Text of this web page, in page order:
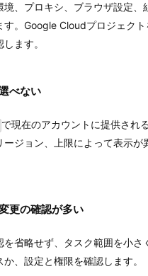
境、プロキシ、ブラウザ設定、
す。Google Cloudプロジェク
ます。
べない
で現在のアカウントに提供され
ージョン、上限によって表示が
更の確認が多い
を省略せず、タスク範囲を小さ
、設定と権限を確認します。